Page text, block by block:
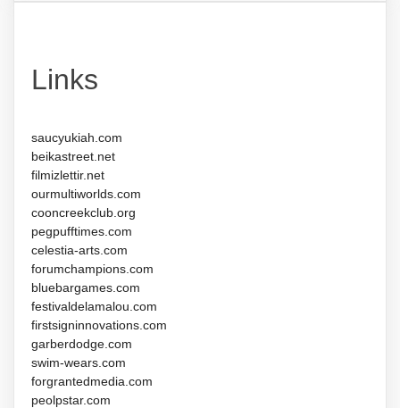
Links
saucyukiah.com
beikastreet.net
filmizlettir.net
ourmultiworlds.com
cooncreekclub.org
pegpufftimes.com
celestia-arts.com
forumchampions.com
bluebargames.com
festivaldelamalou.com
firstsigninnovations.com
garberdodge.com
swim-wears.com
forgrantedmedia.com
peolpstar.com